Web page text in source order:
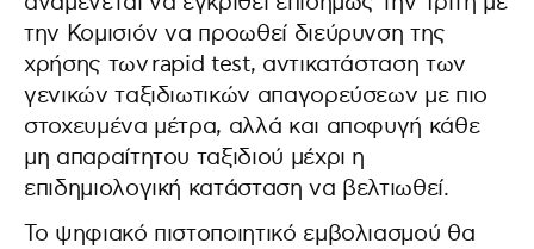
την Κομισιόν να προωθεί διεύρυνση της
χρήσης των rapid test, αντικατάσταση των
γενικών ταξιδιωτικών απαγορεύσεων με πιο
στοχευμένα μέτρα, αλλά και αποφυγή κάθε
μη απαραίτητου ταξιδιού μέχρι η
επιδημιολογική κατάσταση να βελτιωθεί.
Το ψηφιακό πιστοποιητικό εμβολιασμού θα